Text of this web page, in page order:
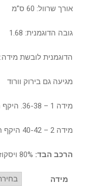
אורך שרוול: 60 ס”מ
גובה הדוגמנית: 1.68
הדוגמנית לובשת מידה: 2
מגיעה גם בירוק וורוד
מידה 1 – 36-38. היקף חזה: 100, היקף ירכיים: 104
מידה 2 – 40-42 היקף חזה: 106, היקף ירכיים: 110
הרכב הבד:
מידה